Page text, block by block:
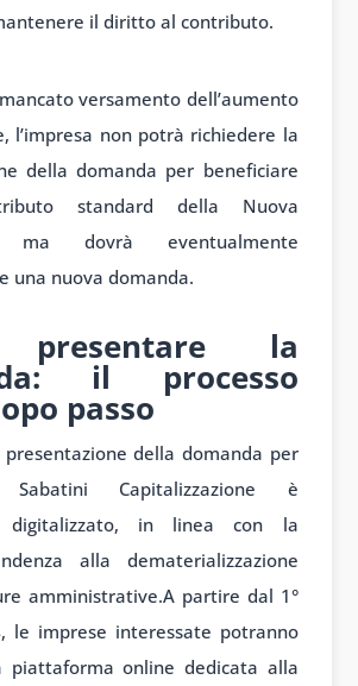
il diritto al contributo.
versamento dell’aumento
l’impresa non potrà richiedere la
della domanda per beneficiare
standard della Nuova
ma dovrà eventualmente
una nuova domanda.
presentare la
il processo
passo
presentazione della domanda per
Capitalizzazione è
digitalizzato, in linea con la
alla dematerializzazione
amministrative.A partire dal 1°
le imprese interessate potranno
piattaforma online dedicata alla